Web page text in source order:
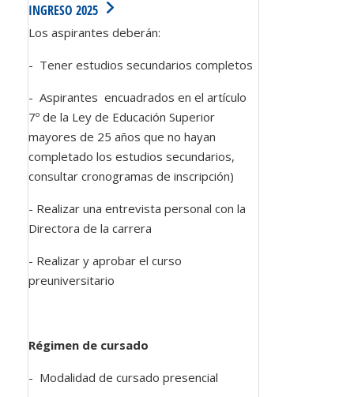
INGRESO 2025
Los aspirantes deberán:
- Tener estudios secundarios completos
- Aspirantes encuadrados en el artículo
7º de la Ley de Educación Superior
mayores de 25 años que no hayan
completado los estudios secundarios,
consultar cronogramas de inscripción)
- Realizar una entrevista personal con la
Directora de la carrera
- Realizar y aprobar el curso
preuniversitario
Régimen de cursado
- Modalidad de cursado presencial